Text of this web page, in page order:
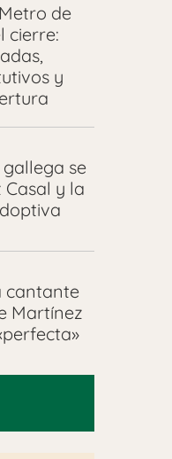
de
cierre:
y
se
y la
cantante
Martínez